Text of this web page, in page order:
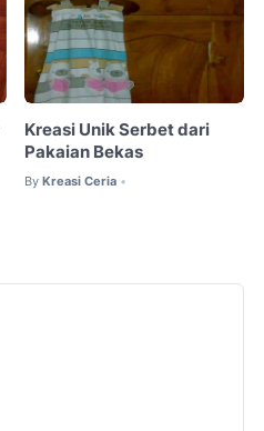
Kreasi Unik Serbet dari
Pakaian Bekas
By Kreasi Ceria •